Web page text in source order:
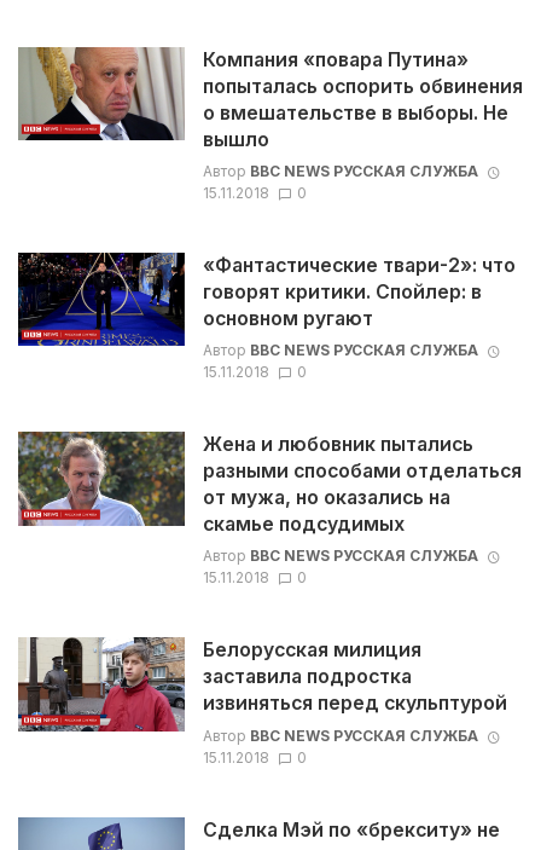
Компания «повара Путина»
попыталась оспорить обвинения
о вмешательстве в выборы. Не
вышло
Автор BBC NEWS РУССКАЯ СЛУЖБА
15.11.2018
0
«Фантастические твари-2»: что
говорят критики. Спойлер: в
основном ругают
Автор BBC NEWS РУССКАЯ СЛУЖБА
15.11.2018
0
Жена и любовник пытались
разными способами отделаться
от мужа, но оказались на
скамье подсудимых
Автор BBC NEWS РУССКАЯ СЛУЖБА
15.11.2018
0
Белорусская милиция
заставила подростка
извиняться перед скульптурой
Автор BBC NEWS РУССКАЯ СЛУЖБА
15.11.2018
0
Сделка Мэй по «брекситу» не